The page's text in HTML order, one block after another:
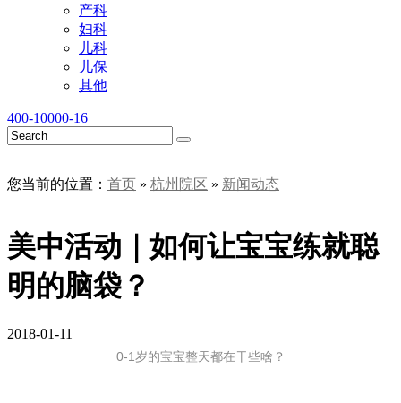
产科
妇科
儿科
儿保
其他
400-10000-16
您当前的位置： 首页 » 杭州院区 » 新闻动态
美中活动｜如何让宝宝练就聪
明的脑袋？
2018-01-11
0-1岁的宝宝整天都在干些啥？